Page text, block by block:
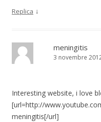
Replica ↓
meningitis
3 novembre
Interesting website, i love
[url=http://
meningitis[/url]